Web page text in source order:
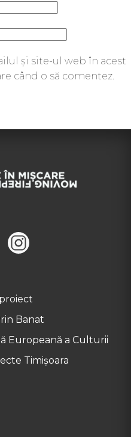
și site-ul web în acest
când o să comentez.
Banat
Europeană a Culturii
Timișoara